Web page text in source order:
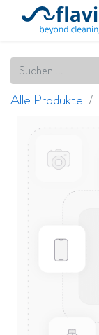
Alle Produkte